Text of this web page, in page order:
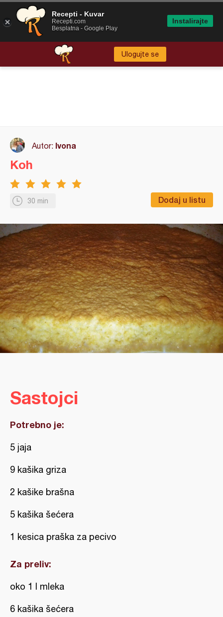
Ulogujte se
Autor: Ivona
30 min Dodaj u listu
Koh
Sastojci
Potrebno je:
5 jaja
9 kašika griza
2 kašike brašna
5 kašika šećera
1 kesica praška za pecivo
Za preliv:
oko 1 l mleka
6 kašika šećera
Recepti - Kuvar
Recepti.com
Besplatna - Google Play
Instalirajte